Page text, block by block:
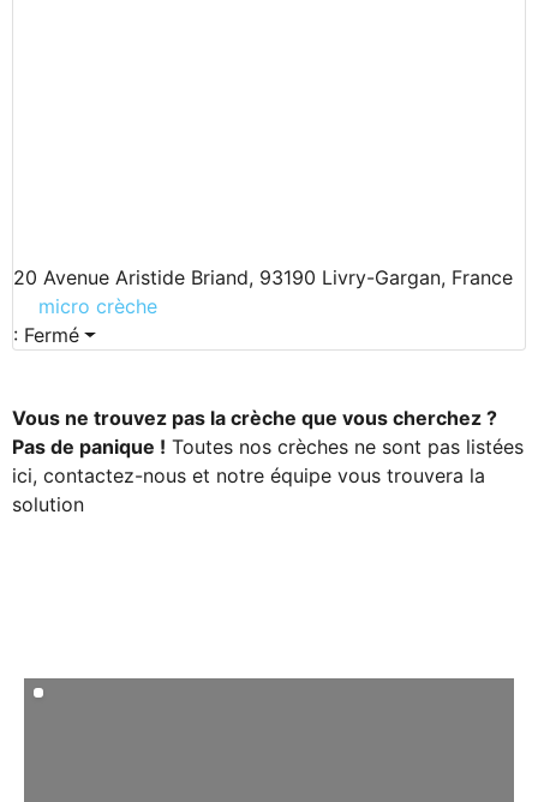
20 Avenue Aristide Briand, 93190 Livry-Gargan, France
micro crèche
: Fermé
Vous ne trouvez pas la crèche que vous cherchez ?
Pas de panique ! Toutes nos crèches ne sont pas listées
ici, contactez-nous et notre équipe vous trouvera la
solution